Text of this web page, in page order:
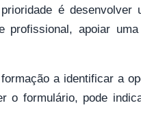
é desenvolver
profissional, apoiar
a identificar a
o formulário, pode